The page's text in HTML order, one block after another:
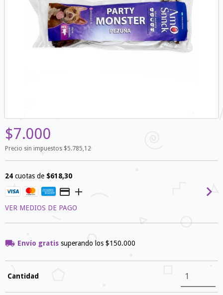
$7.000
Precio sin impuestos $5.785,12
24 cuotas de $618,30
VER MEDIOS DE PAGO
Envío gratis superando los $150.000
Cantidad